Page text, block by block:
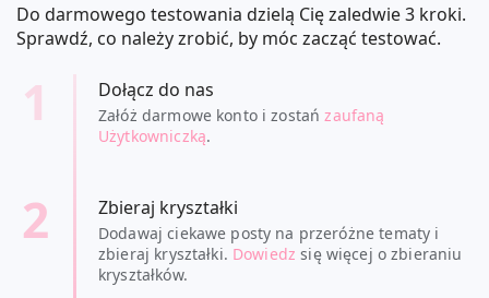
Do darmowego testowania dzielą Cię zaledwie 3 kroki.
Sprawdź, co należy zrobić, by móc zacząć testować.
1 Dołącz do nas
Załóż darmowe konto i zostań zaufaną
Użytkowniczką.
2 Zbieraj kryształki
Dodawaj ciekawe posty na przeróżne tematy i
zbieraj kryształki. Dowiedz się więcej o zbieraniu
kryształków.